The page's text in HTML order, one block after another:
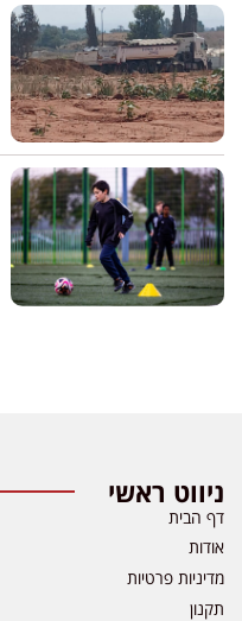
ניווט ראשי
דף הבית
אודות
מדיניות פרטיות
תקנון